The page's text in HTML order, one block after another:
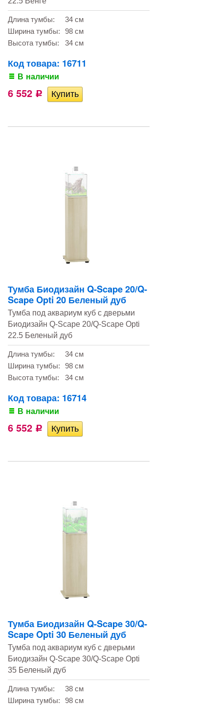
Длина тумбы:
34 см
Ширина тумбы:
98 см
Высота тумбы:
34 см
Код товара: 16711
В наличии
6 552 Р
Тумба Биодизайн Q-Scape 20/Q-
Scape Opti 20 Беленый дуб
Тумба под аквариум куб с дверьми
Биодизайн Q-Scape 20/Q-Scape Opti
22.5 Беленый дуб
Длина тумбы:
34 см
Ширина тумбы:
98 см
Высота тумбы:
34 см
Код товара: 16714
В наличии
6 552 Р
Тумба Биодизайн Q-Scape 30/Q-
Scape Opti 30 Беленый дуб
Тумба под аквариум куб с дверьми
Биодизайн Q-Scape 30/Q-Scape Opti
35 Беленый дуб
Длина тумбы:
38 см
Ширина тумбы:
98 см